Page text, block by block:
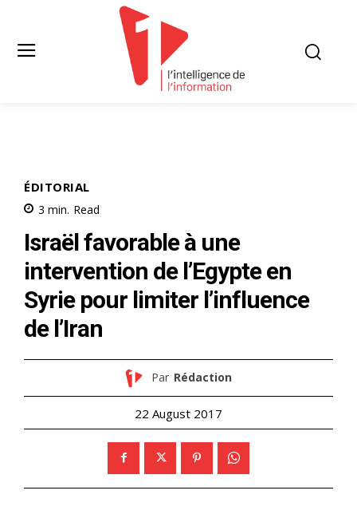
ÉDITORIAL
3 min. Read
Israël favorable à une
intervention de l’Egypte en
Syrie pour limiter l’influence
de l’Iran
Par Rédaction
22 August 2017